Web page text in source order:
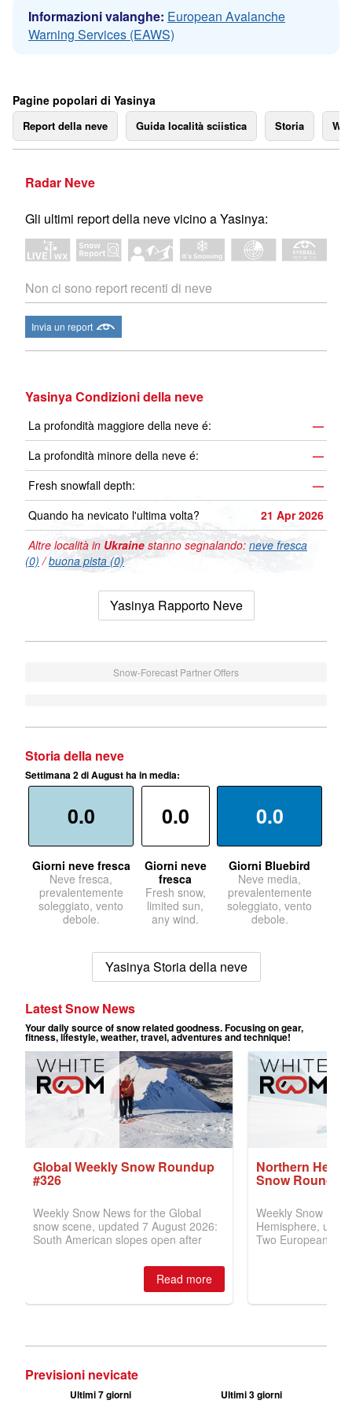
Informazioni valanghe: European Avalanche
Warning Services (EAWS)
Pagine popolari di Yasinya
Report della neve Guida località sciistica Storia
Radar Neve
Gli ultimi report della neve vicino a Yasinya:
Non ci sono report recenti di neve
Invia un report
Yasinya Condizioni della neve
La profondità maggiore della neve é:
—
La profondità minore della neve é:
—
Fresh snowfall depth:
—
Quando ha nevicato l'ultima volta?
21 Apr 2026
Altre località in Ukraine stanno segnalando: neve fresca
(0) /buona pista (0)
Yasinya Rapporto Neve
Snow-Forecast Partner Offers
Storia della neve
Settimana 2 di August ha in media:
0.0
Giorni neve fresca
Neve fresca,
prevalentemente
soleggiato, vento
debole.
0.0
Giorni neve
fresca
Fresh snow,
limited sun,
any wind.
0.0
Giorni Bluebird
Neve media,
prevalentemente
soleggiato, vento
debole.
Yasinya Storia della neve
Previsioni nevicate
Ultimi 7 giorni Ultimi 3 giorni